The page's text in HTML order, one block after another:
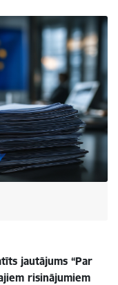
jautājums “Par
risinājumiem